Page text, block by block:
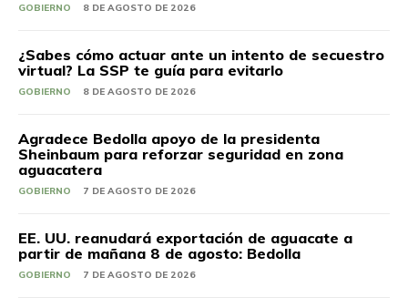
GOBIERNO 8 DE AGOSTO DE 2026
¿Sabes cómo actuar ante un intento de secuestro
virtual? La SSP te guía para evitarlo
GOBIERNO 8 DE AGOSTO DE 2026
Agradece Bedolla apoyo de la presidenta
Sheinbaum para reforzar seguridad en zona
aguacatera
GOBIERNO 7 DE AGOSTO DE 2026
EE. UU. reanudará exportación de aguacate a
partir de mañana 8 de agosto: Bedolla
GOBIERNO 7 DE AGOSTO DE 2026